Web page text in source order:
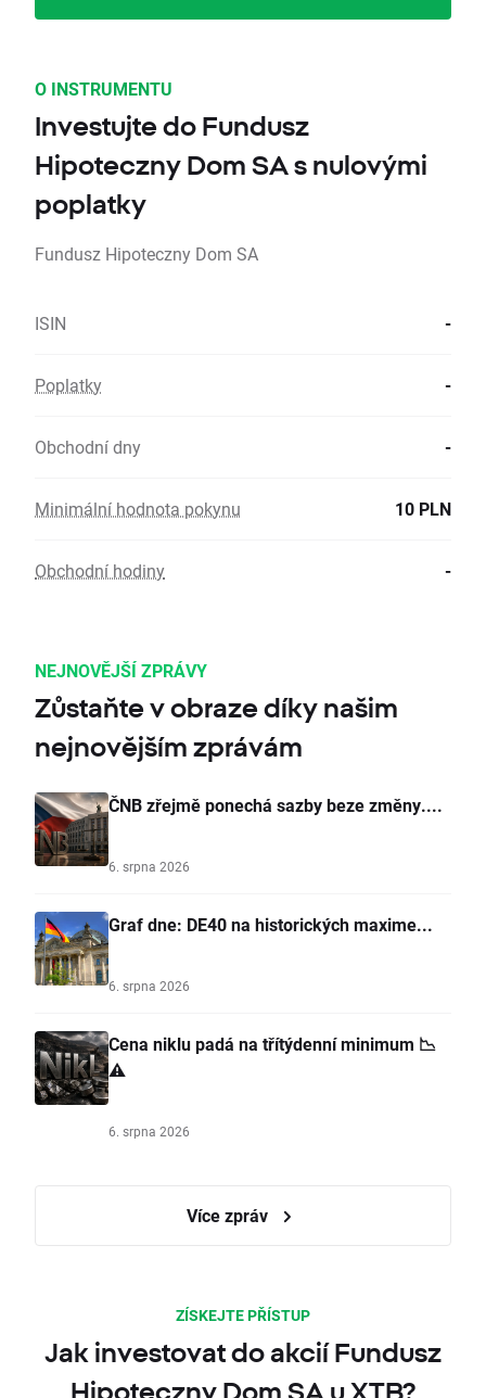
O INSTRUMENTU
Investujte do Fundusz
Hipoteczny Dom SA s nulovými
poplatky
Fundusz Hipoteczny Dom SA
ISIN -
Poplatky -
Obchodní dny -
Minimální hodnota pokynu 10 PLN
Obchodní hodiny -
NEJNOVĚJŠÍ ZPRÁVY
Zůstaňte v obraze díky našim
nejnovějším zprávám
ČNB zřejmě ponechá sazby beze změny....
6. srpna 2026
Graf dne: DE40 na historických maxime...
6. srpna 2026
Cena niklu padá na třítýdenní minimum 📉
⚠️
6. srpna 2026
Více zpráv
ZÍSKEJTE PŘÍSTUP
Jak investovat do akcií Fundusz
Hipoteczny Dom SA u XTB?